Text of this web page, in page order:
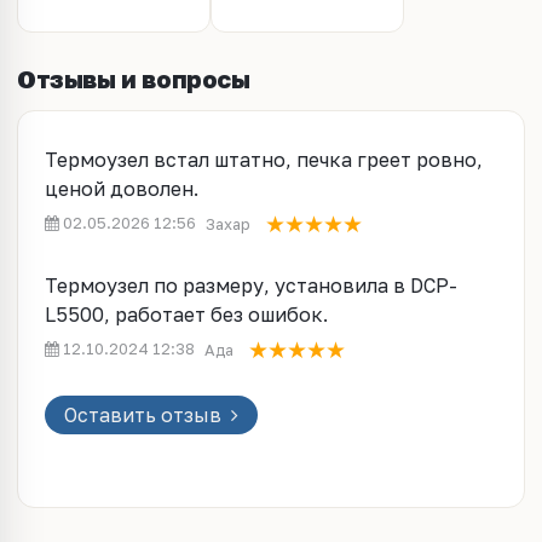
(D00V9P001/D008AE001)
Отзывы и вопросы
Термоузел встал штатно, печка греет ровно,
ценой доволен.
02.05.2026 12:56 Захар
Термоузел по размеру, установила в DCP-
L5500, работает без ошибок.
12.10.2024 12:38 Ада
Оставить отзыв